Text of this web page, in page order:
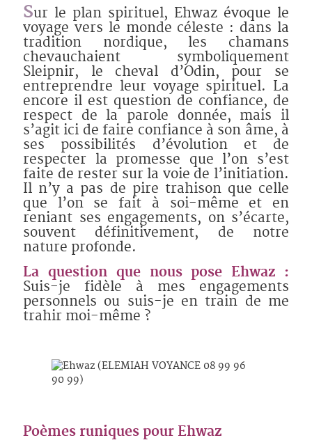
Sur le plan spirituel, Ehwaz évoque le
voyage vers le monde céleste : dans la
tradition nordique, les chamans
chevauchaient symboliquement
Sleipnir, le cheval d’Odin, pour se
entreprendre leur voyage spirituel. La
encore il est question de confiance, de
respect de la parole donnée, mais il
s’agit ici de faire confiance à son âme, à
ses possibilités d’évolution et de
respecter la promesse que l’on s’est
faite de rester sur la voie de l’initiation.
Il n’y a pas de pire trahison que celle
que l’on se fait à soi-même et en
reniant ses engagements, on s’écarte,
souvent définitivement, de notre
nature profonde.
La question que nous pose Ehwaz :
Suis-je fidèle à mes engagements
personnels ou suis-je en train de me
trahir moi-même ?
Poèmes runiques pour Ehwaz